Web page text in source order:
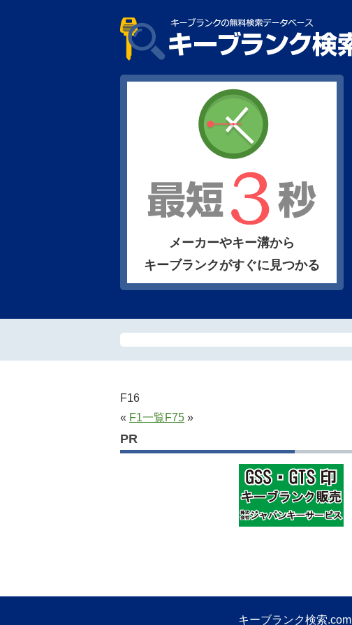
メーカーやキー溝から
キーブランクがすぐに見つかる
F16
« F1一覧F75 »
PR
キーブランク検索.com